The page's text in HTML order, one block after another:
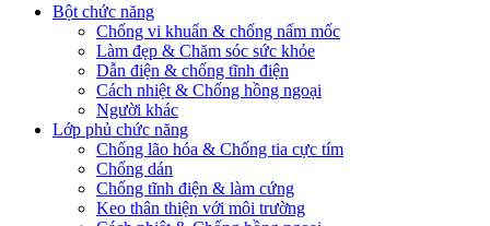
Bột chức năng
Chống vi khuẩn & chống nấm mốc
Làm đẹp & Chăm sóc sức khỏe
Dẫn điện & chống tĩnh điện
Cách nhiệt & Chống hồng ngoại
Người khác
Lớp phủ chức năng
Chống lão hóa & Chống tia cực tím
Chống dán
Chống tĩnh điện & làm cứng
Keo thân thiện với môi trường